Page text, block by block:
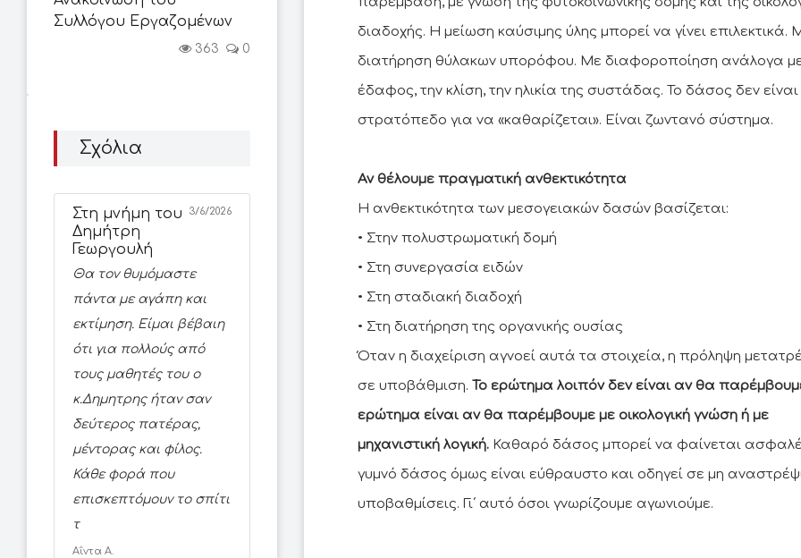
Συλλόγου Εργαζομένων
363 0
Σχόλια
Στη μνήμη του
Δημήτρη
Γεωργουλή
3/6/2026
Θα τον θυμόμαστε
πάντα με αγάπη και
εκτίμηση. Είμαι βέβαιη
ότι για πολλούς από
τους μαθητές του ο
κ.Δημητρης ήταν σαν
δεύτερος πατέρας,
μέντορας και φίλος.
Κάθε φορά που
επισκεπτόμουν το σπίτι
τ
Αΐντα Α.
διαδοχής. Η μείωση καύσιμης ύλης μπορεί να γίνει επιλεκτικά.
διατήρηση θύλακων υπορόφου. Με διαφοροποίηση ανάλογα
έδαφος, την κλίση, την ηλικία της συστάδας. Το δάσος δεν είναι
στρατόπεδο για να «καθαρίζεται». Είναι ζωντανό σύστημα.
Αν θέλουμε πραγματική ανθεκτικότητα
Η ανθεκτικότητα των μεσογειακών δασών βασίζεται:
• Στην πολυστρωματική δομή
• Στη συνεργασία ειδών
• Στη σταδιακή διαδοχή
• Στη διατήρηση της οργανικής ουσίας
Όταν η διαχείριση αγνοεί αυτά τα στοιχεία, η πρόληψη
σε υποβάθμιση. Το ερώτημα λοιπόν δεν είναι αν θα
ερώτημα είναι αν θα παρέμβουμε με οικολογική γνώση ή με
μηχανιστική λογική. Καθαρό δάσος μπορεί να φαίνεται
γυμνό δάσος όμως είναι εύθραυστο και οδηγεί σε μη
υποβαθμίσεις. Γι΄ αυτό όσοι γνωρίζουμε αγωνιούμε.